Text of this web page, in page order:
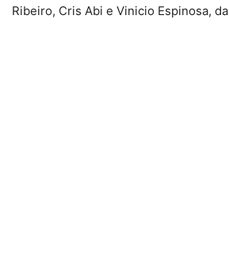
Ribeiro, Cris Abi e Vinicio Espinosa,